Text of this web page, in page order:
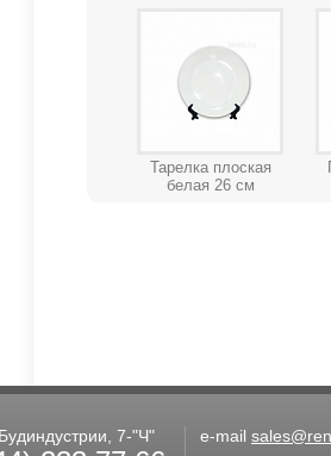
Тарелка плоская
белая 26 см
7-"Ч" e-mail